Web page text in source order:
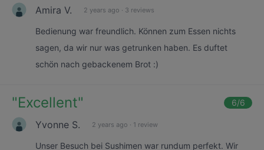
Amira V. 2 years ago · 3 reviews
Bedienung war freundlich. Können zum Essen nichts
sagen, da wir nur was getrunken haben. Es duftet
schön nach gebackenem Brot :)
"Excellent" 6/6
Yvonne S. 2 years ago · 1 review
Unser Besuch bei Sushimen war rundum perfekt. Wir